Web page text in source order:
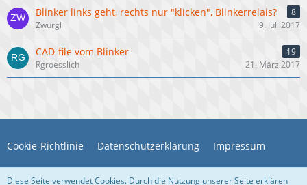
Blinker links geht, rechts nur "klicken", Blinkerrelais?
8
Zwurgl
9. Juli 2017
CAD-file vom Blinker
19
Rgroesslich
21. März 2017
Cookie-Richtlinie Datenschutzerklärung Impressum
Diese Seite verwendet Cookies. Durch die Nutzung unserer Seite erklären